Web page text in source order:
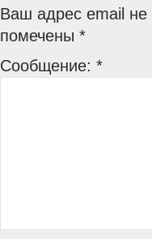
Ваш адрес email не
помечены *
Сообщение: *